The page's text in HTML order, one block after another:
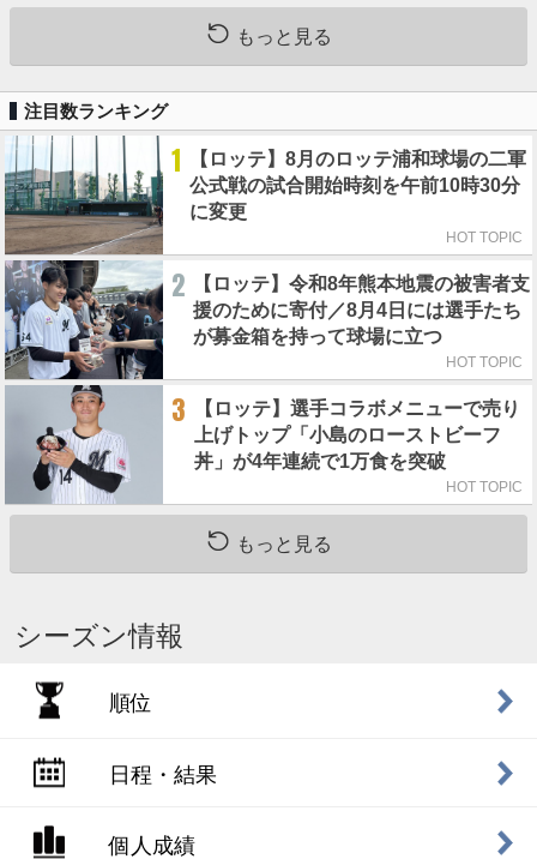
もっと見る
注目数ランキング
1
【ロッテ】8月のロッテ浦和球場の二軍
公式戦の試合開始時刻を午前10時30分
に変更
HOT TOPIC
2
【ロッテ】令和8年熊本地震の被害者支
援のために寄付／8月4日には選手たち
が募金箱を持って球場に立つ
HOT TOPIC
3
【ロッテ】選手コラボメニューで売り
上げトップ「小島のローストビーフ
丼」が4年連続で1万食を突破
HOT TOPIC
もっと見る
シーズン情報
順位
日程・結果
個人成績